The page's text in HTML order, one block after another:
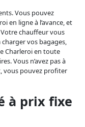
Vous pouvez
en ligne à l’avance, et
chauffeur vous
vos bagages,
Charleroi en toute
Vous n’avez pas à
vous pouvez profiter
à prix fixe